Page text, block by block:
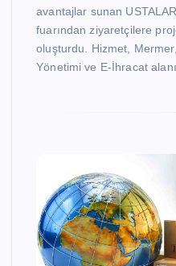
avantajlar sunan
fuarından ziyaretçilere
oluşturdu. Hizmet,
Yönetimi ve E-İhracat